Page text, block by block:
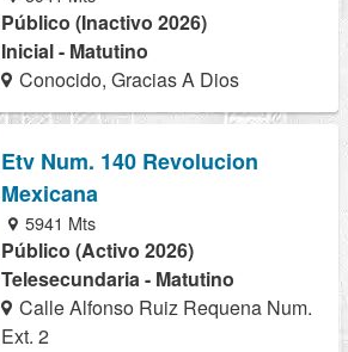
Público (Inactivo 2026)
Inicial - Matutino
Conocido, Gracias A Dios
Etv Num. 140 Revolucion
Mexicana
5941 Mts
Público (Activo 2026)
Telesecundaria - Matutino
Calle Alfonso Ruiz Requena Num.
Ext. 2